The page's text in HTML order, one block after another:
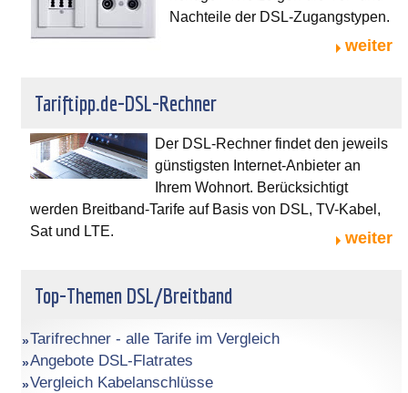
Nachteile der DSL-Zugangstypen.
weiter
Tariftipp.de-DSL-Rechner
Der DSL-Rechner findet den jeweils
günstigsten Internet-Anbieter an
Ihrem Wohnort. Berücksichtigt
werden Breitband-Tarife auf Basis von DSL, TV-Kabel,
Sat und LTE.
weiter
Top-Themen DSL/Breitband
Tarifrechner - alle Tarife im Vergleich
Angebote DSL-Flatrates
Vergleich Kabelanschlüsse